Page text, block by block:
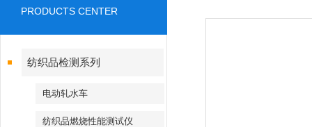
PRODUCTS CENTER
纺织品检测系列
电动轧水车
纺织品燃烧性能测试仪